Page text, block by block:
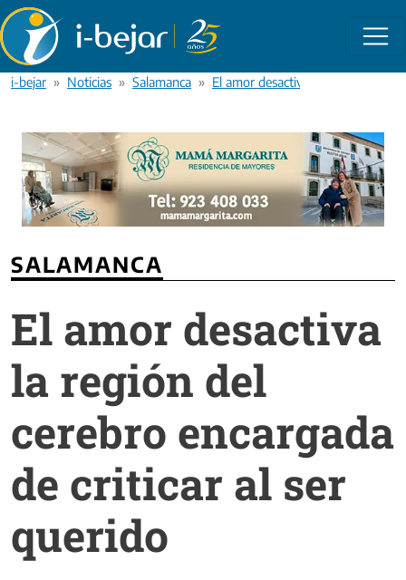
Pasar al contenido principal
i-bejar Noticias Salamanca El amor desactiva la región del
SALAMANCA
El amor desactiva
la región del
cerebro encargada
de criticar al ser
querido